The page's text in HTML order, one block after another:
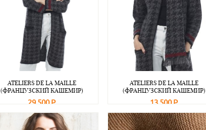
ATELIERS DE LA MAILLE
(ФРАНЦУЗСКИЙ КАШЕМИР)
29 500 Р
В корзину Подробнее
ATELIERS DE LA MAILLE
(ФРАНЦУЗСКИЙ КАШЕМИР)
13 500 Р
В корзину Подробнее